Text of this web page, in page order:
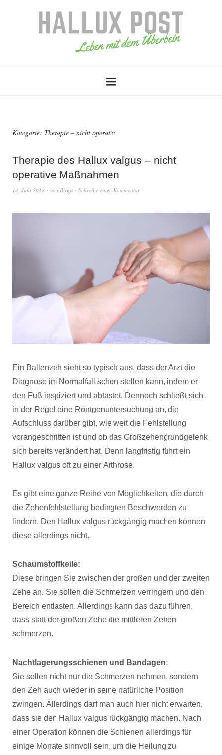
Kategorie: Therapie – nicht operativ
Therapie des Hallux valgus – nicht
operative Maßnahmen
14. Juni 2018 von Birgit Schreibe einen Kommentar
Ein Ballenzeh sieht so typisch aus, dass der Arzt die
Diagnose im Normalfall schon stellen kann, indem er
den Fuß inspiziert und abtastet. Dennoch schließt sich
in der Regel eine Röntgenuntersuchung an, die
Aufschluss darüber gibt, wie weit die Fehlstellung
vorangeschritten ist und ob das Großzehengrundgelenk
sich bereits verändert hat. Denn langfristig führt ein
Hallux valgus oft zu einer Arthrose.
Es gibt eine ganze Reihe von Möglichkeiten, die durch
die Zehenfehlstellung bedingten Beschwerden zu
lindern. Den Hallux valgus rückgängig machen können
diese allerdings nicht.
Schaumstoffkeile:
Diese bringen Sie zwischen der großen und der zweiten
Zehe an. Sie sollen die Schmerzen verringern und den
Bereich entlasten. Allerdings kann das dazu führen,
dass statt der großen Zehe die mittleren Zehen
schmerzen.
Nachtlagerungsschienen und Bandagen:
Sie sollen nicht nur die Schmerzen nehmen, sondern
den Zeh auch wieder in seine natürliche Position
zwingen. Allerdings darf man auch hier nicht erwarten,
dass sie den Hallux valgus rückgängig machen. Nach
einer Operation können die Schienen allerdings für
einige Monate sinnvoll sein, um die Heilung zu